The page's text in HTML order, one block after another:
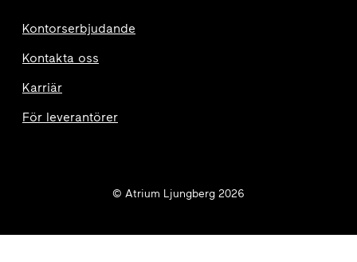
Kontorserbjudande
Kontakta oss
Karriär
För leverantörer
© Atrium Ljungberg 2026